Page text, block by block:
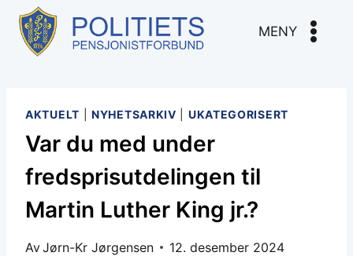
Skip
content
MENY
AKTUELT |NYHETSARKIV UKATEGORISERT
Var du med under
fredsprisutdelingen til
Martin Luther King jr.?
AvJørn-Kr Jørgensen 12. desember 2024